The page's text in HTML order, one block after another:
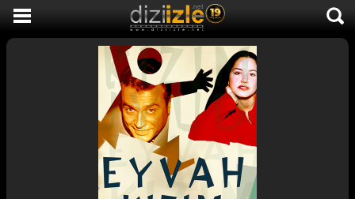
SON EKLENEN DİZİLER